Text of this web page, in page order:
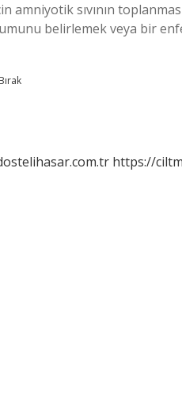
amniyotik sıvının
belirlemek veya bir
https://